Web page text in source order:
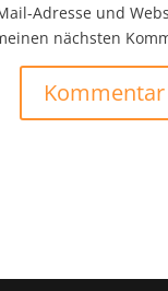
Adresse und
nächsten